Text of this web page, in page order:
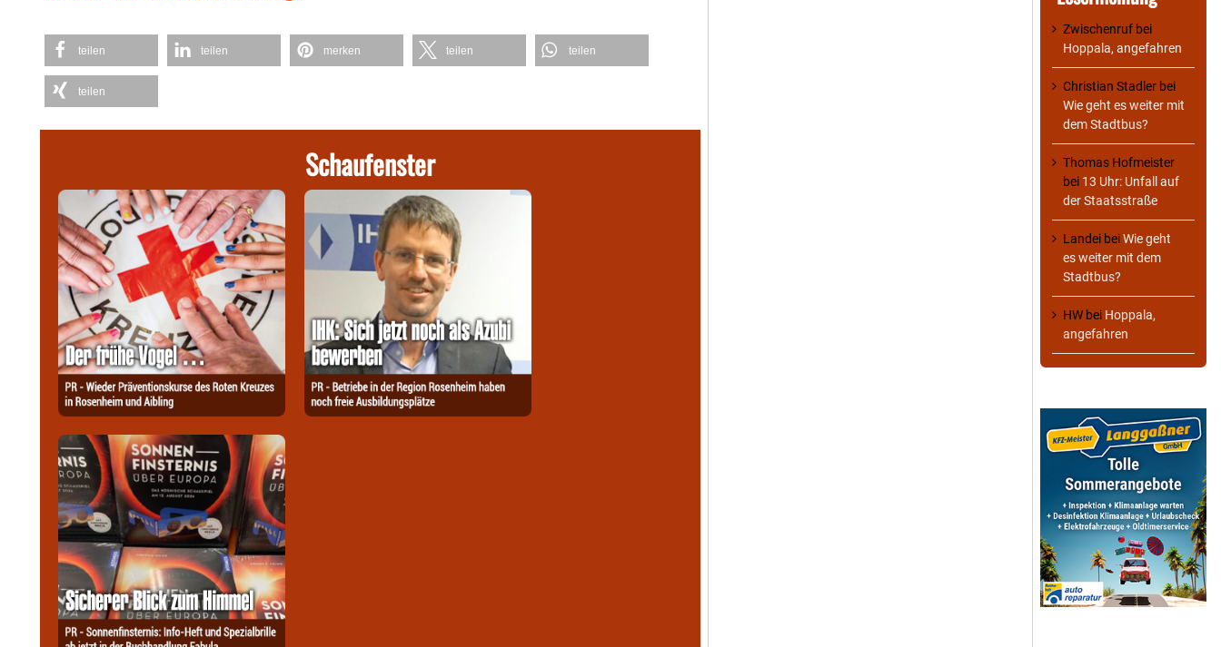
teilen teilen merken teilen teilen
teilen
Schaufenster
Zwischenruf bei
Hoppala, angefahren
Christian Stadler bei
Wie geht es weiter mit
dem Stadtbus?
Thomas Hofmeister
bei 13 Uhr: Unfall auf
der Staatsstraße
Landei beiWie geht
es weiter mit dem
Stadtbus?
HW bei Hoppala,
angefahren